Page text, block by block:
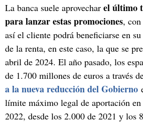
La banca suele aprovechar el último
para lanzar estas promociones,
así el cliente podrá beneficiarse en
de la renta, en este caso, la que se
abril de 2024. El año pasado, los
de 1.700 millones de euros a través
a la nueva reducción del Gobierno
límite máximo legal de aportación en
2022, desde los 2.000 de 2021 y los